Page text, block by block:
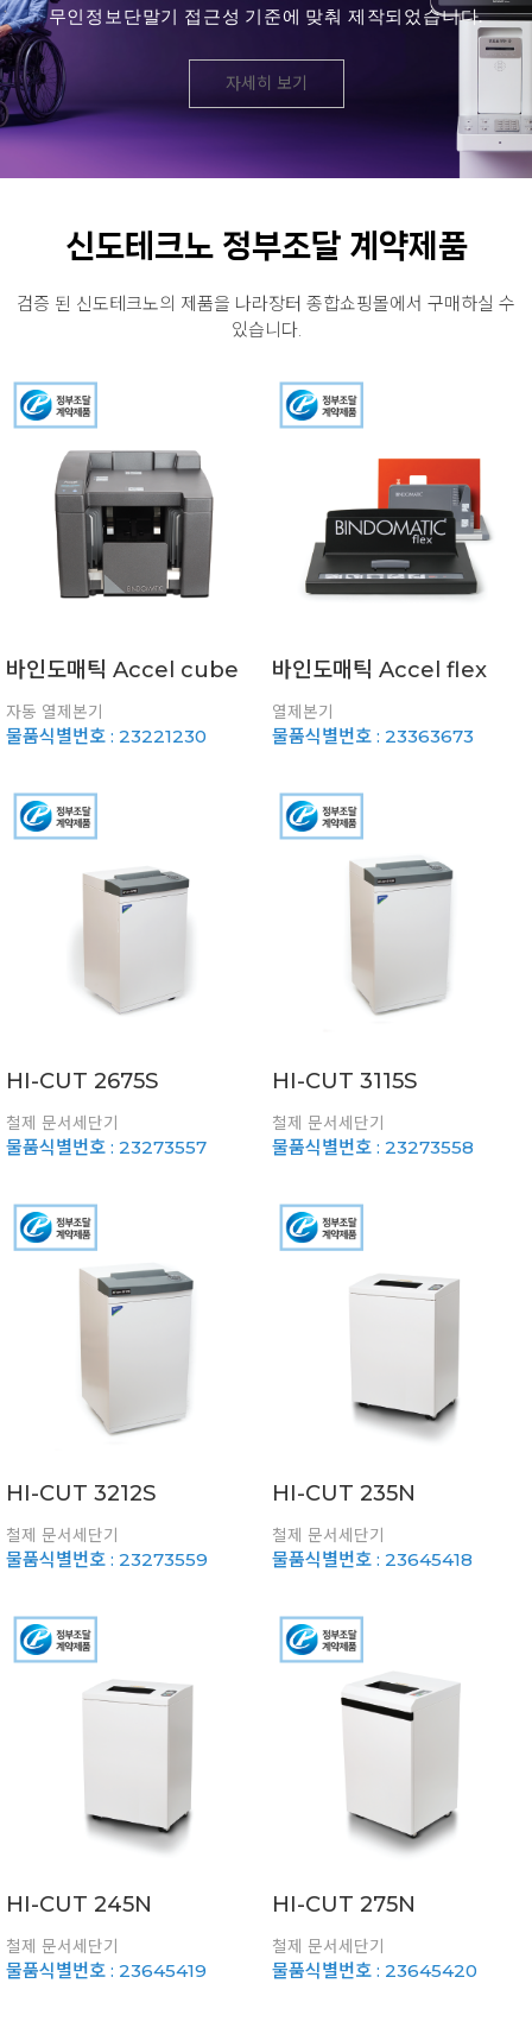
무인정보단말기 접근성 기준에 맞춰 제작되었습니다.
자세히 보기
신도테크노 정부조달 계약제품
검증 된 신도테크노의 제품을 나라장터 종합쇼핑몰에서 구매하실 수
있습니다.
바인도매틱 Accel cube
자동 열제본기
물품식별번호 : 23221230
바인도매틱 Accel flex
열제본기
물품식별번호 : 23363673
HI-CUT 2675S
철제 문서세단기
물품식별번호 : 23273557
HI-CUT 3115S
철제 문서세단기
물품식별번호 : 23273558
HI-CUT 3212S
철제 문서세단기
물품식별번호 : 23273559
HI-CUT 235N
철제 문서세단기
물품식별번호 : 23645418
HI-CUT 245N
철제 문서세단기
물품식별번호 : 23645419
HI-CUT 275N
철제 문서세단기
물품식별번호 : 23645420